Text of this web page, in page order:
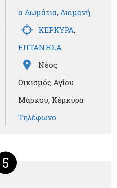
α Δωμάτια, Διαμονή
ΚΕΡΚΥΡΑ,
ΕΠΤΑΝΗΣΑ
Νέος
Οικισμός Αγίου
Μάρκου, Κέρκυρα
Τηλέφωνο
5